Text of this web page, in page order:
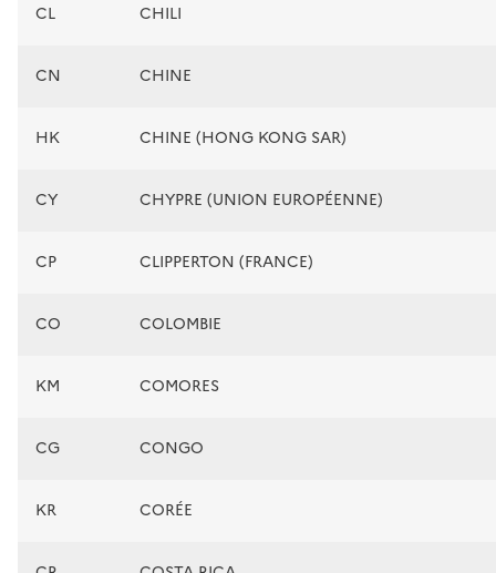
CL CHILI
CN CHINE
HK CHINE (HONG KONG SAR)
CY CHYPRE (UNION EUROPÉENNE)
CP CLIPPERTON (FRANCE)
CO COLOMBIE
KM COMORES
CG CONGO
KR CORÉE